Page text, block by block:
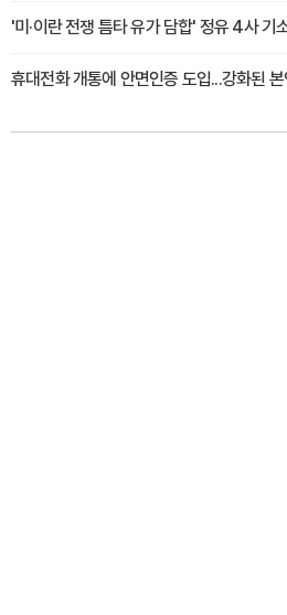
'미·이란 전쟁 틈타 유가 담합' 정유 4사
휴대전화 개통에 안면인증 도입...강화된